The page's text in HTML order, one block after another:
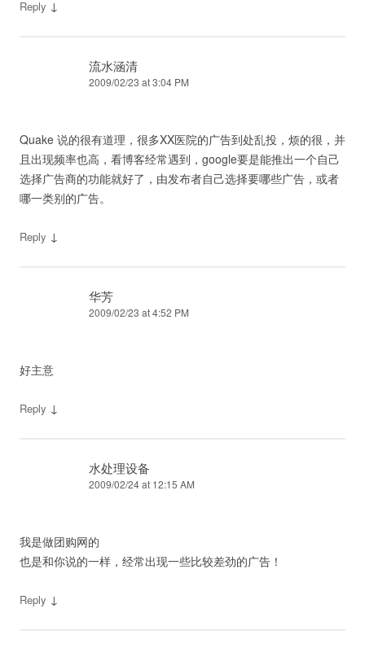
Reply ↓
流水涵清
2009/02/23 at 3:04 PM
Quake 说的很有道理，很多XX医院的广告到处乱投，烦的很，并
且出现频率也高，看博客经常遇到，google要是能推出一个自己
选择广告商的功能就好了，由发布者自己选择要哪些广告，或者
哪一类别的广告。
Reply ↓
华芳
2009/02/23 at 4:52 PM
好主意
Reply ↓
水处理设备
2009/02/24 at 12:15 AM
我是做团购网的
也是和你说的一样，经常出现一些比较差劲的广告！
Reply ↓